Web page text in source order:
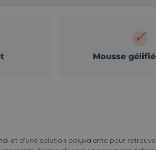
✓
Mousse
et d'une solution polyvalente pour